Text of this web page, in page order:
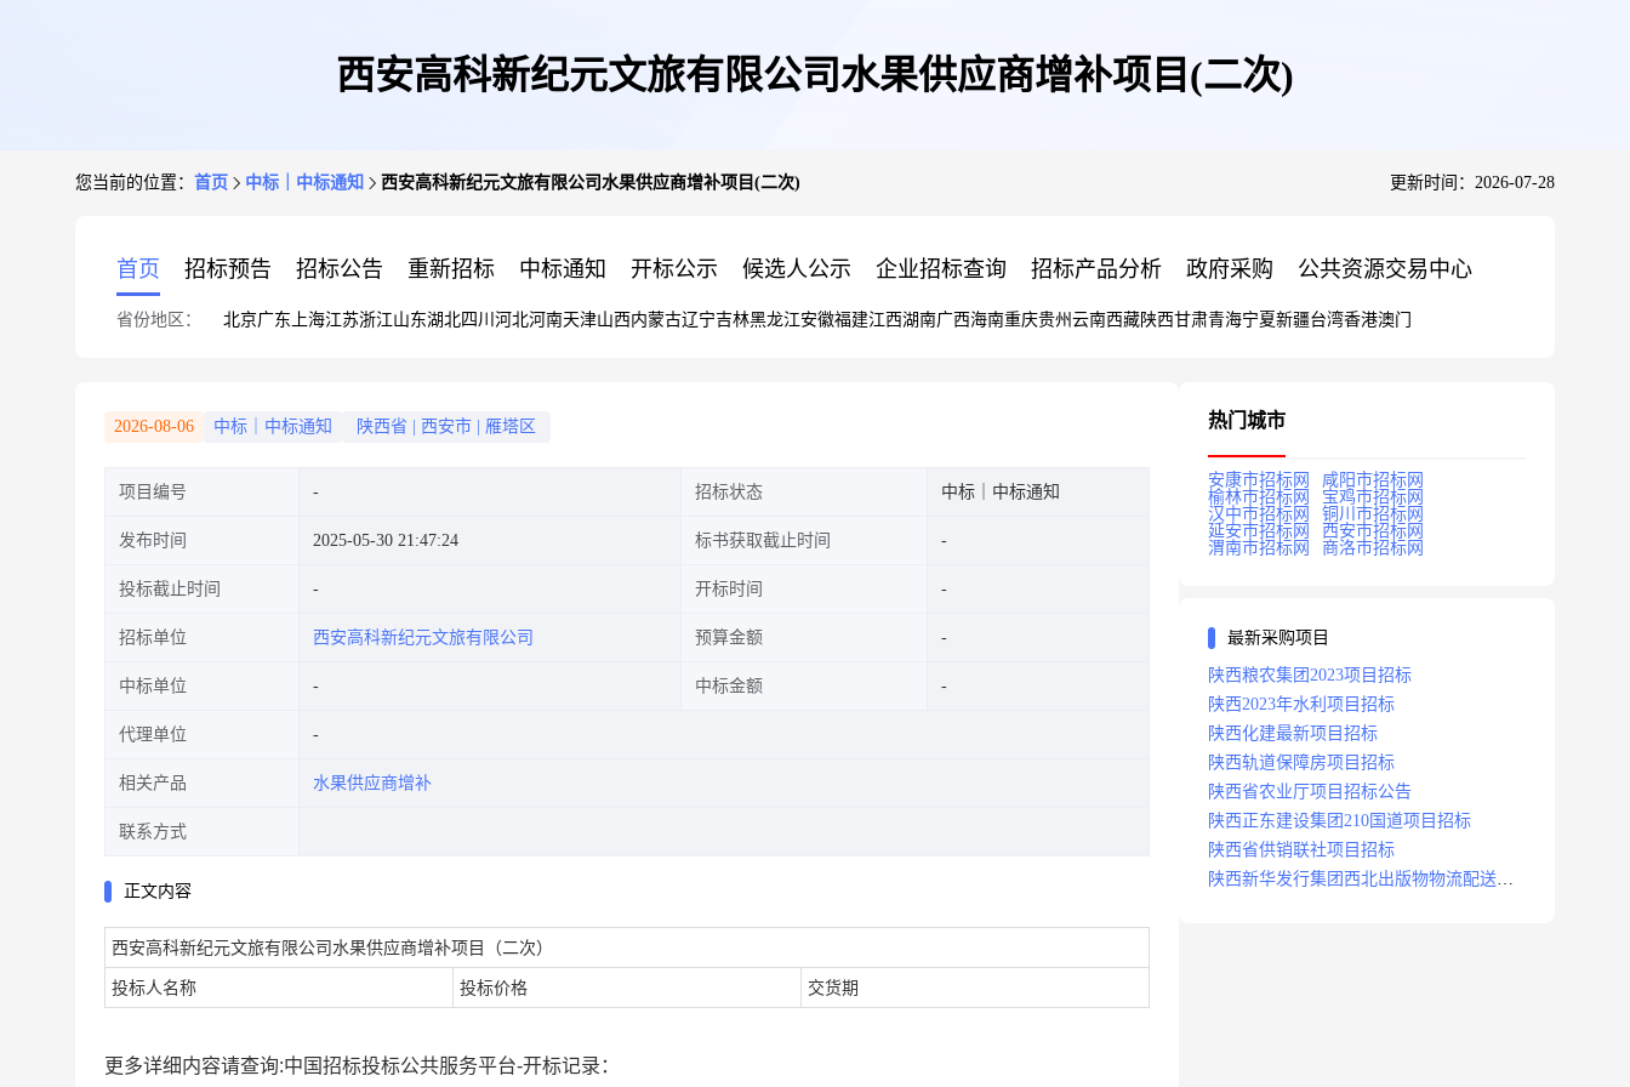
西安高科新纪元文旅有限公司水果供应商增补项目(二次)
您当前的位置： 首页 中标｜中标通知 西安高科新纪元文旅有限公司水果供应商增补项目(二次) 更新时间：2026-07-28
首页 招标预告 招标公告 重新招标 中标通知 开标公示 候选人公示 企业招标查询 招标产品分析 政府采购 公共资源交易中心
省份地区： 北京广东 上海江苏浙江山东湖北四川 河北河南天津山西内蒙古辽宁吉林黑龙江安徽福建江西湖南广西海南重庆贵州 云南西藏陕西甘肃青海宁夏新疆台湾香港澳门
2026-08-06 中标｜中标通知 陕西省 西安市 雁塔区
项目编号 招标状态 中标｜中标通知
发布时间 2025-05-30 21:47:24 标书获取截止时间
投标截止时间 开标时间
招标单位 西安高科新纪元文旅有限公司 预算金额
中标单位 中标金额
代理单位
相关产品 水果供应商增补
联系方式
正文内容
西安高科新纪元文旅有限公司水果供应商增补项目（二次）
投标人名称 投标价格 交货期
更多详细内容请查询:中国招标投标公共服务平台-开标记录：
热门城市
安康市招标网
咸阳市招标网
榆林市招标网
宝鸡市招标网
汉中市招标网
铜川市招标网
延安市招标网
西安市招标网
渭南市招标网
商洛市招标网
最新采购项目
陕西粮农集团2023项目招标
陕西2023年水利项目招标
陕西化建最新项目招标
陕西轨道保障房项目招标
陕西省农业厅项目招标公告
陕西正东建设集团210国道项目招标
陕西省供销联社项目招标
陕西新华发行集团西北出版物物流配送中